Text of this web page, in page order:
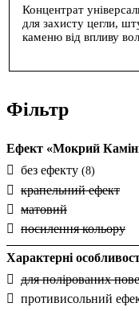
Концентрат
для захисту цегли,
каменю від впливу
Фільтр
Ефект «Мокрий
без ефекту (8)
крапельний ефект
матовий
посилення кольору
Характерні
для полірованих
противисольний